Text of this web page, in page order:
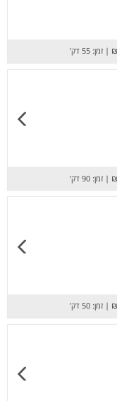
| זמן: 55 דק’
| זמן: 90 דק’
| זמן: 50 דק’